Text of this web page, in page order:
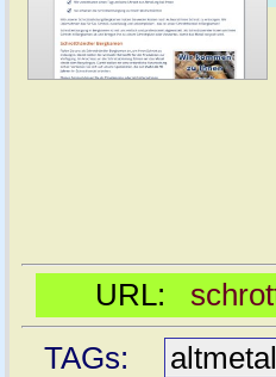
URL:
TAGs:
altmetall